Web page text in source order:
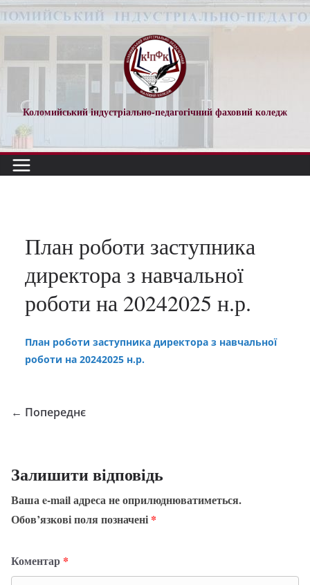
Перейти
до
Коломийський індустріально-педагогічний фаховий коледж
План роботи заступника
директора з навчальної
роботи на 20242025 н.р.
План роботи заступника директора з навчальної
роботи на 20242025 н.р.
← Попереднє
Залишити відповідь
Ваша e-mail адреса не оприлюднюватиметься.
Обов’язкові поля позначені *
Коментар *